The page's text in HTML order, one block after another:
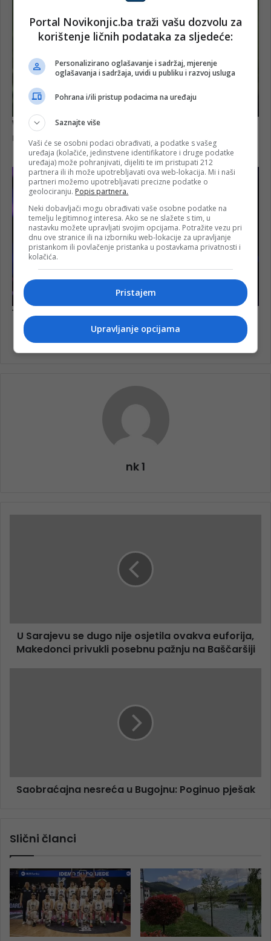
nk 1
U Sarajevu se dugo nije osjetila ovakva euforija,
Makedonci privukli posebnu pažnju na Baščaršiji
Saobraćajna nesreća u Bugojnu: Poginuo pješak
Slični članci
Portal Novikonjic.ba traži vašu dozvolu za
korištenje ličnih podataka za sljedeće:
Personalizirano oglašavanje i sadržaj, mjerenje
oglašavanja i sadržaja, uvidi u publiku i razvoj usluga
Pohrana i/ili pristup podacima na uređaju
Saznajte više
Vaši će se osobni podaci obrađivati, a podatke s vašeg
uređaja (kolačiće, jedinstvene identifikatore i druge podatke
uređaja) može pohranjivati, dijeliti te im pristupati 212
partnera ili ih može upotrebljavati ova web-lokacija. Mi i naši
partneri možemo upotrebljavati precizne podatke o
geolociranju. Popis partnera.
Neki dobavljači mogu obrađivati vaše osobne podatke na
temelju legitimnog interesa. Ako se ne slažete s tim, u
nastavku možete upravljati svojim opcijama. Potražite vezu pri
dnu ove stranice ili na izborniku web-lokacije za upravljanje
pristankom ili povlačenje pristanka u postavkama privatnosti i
kolačića.
Pristajem
Upravljanje opcijama